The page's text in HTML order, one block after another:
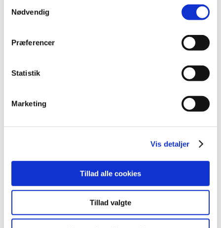
Nødvendig
Præferencer
Statistik
Marketing
Vis detaljer
Tillad alle cookies
Tillad valgte
Figur 1:
Nuværende gul farvekode for Fiasp pen og patron, samt